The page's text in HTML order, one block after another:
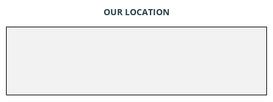
OUR LOCATION